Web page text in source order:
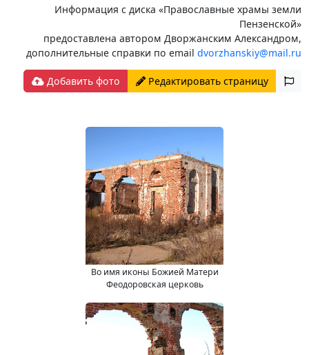
Информация с диска «Православные храмы земли
Пензенской»
предоставлена автором Дворжанским Александром,
дополнительные справки по emaildvorzhanskiy@mail.ru
Добавить фото Редактировать страницу
Во имя иконы Божией Матери
Феодоровская церковь